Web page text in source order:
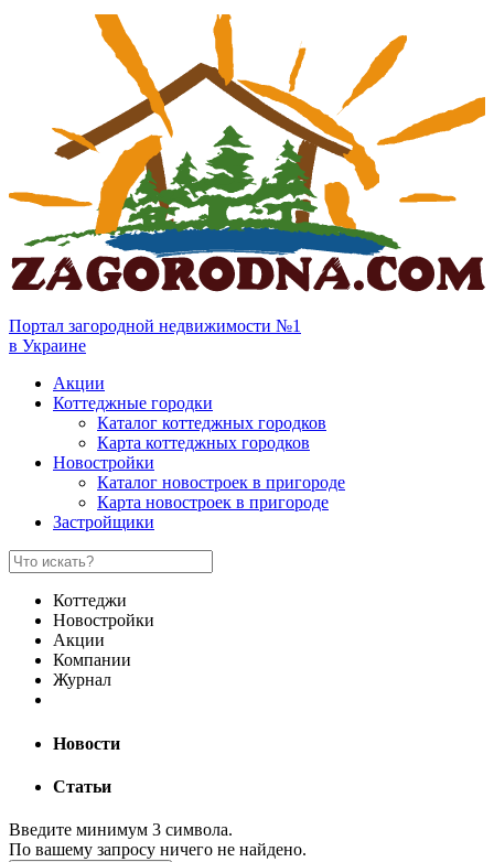
Портал загородной недвижимости №1
в Украине
Акции
Коттеджные городки
Каталог коттеджных городков
Карта коттеджных городков
Новостройки
Каталог новостроек в пригороде
Карта новостроек в пригороде
Застройщики
Коттеджи
Новостройки
Акции
Компании
Журнал
Новости
Статьи
Введите минимум 3 символа.
По вашему запросу ничего не найдено.